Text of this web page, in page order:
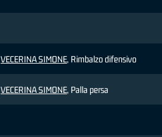
VECERINA SIMONE, Rimbalzo difensivo
VECERINA SIMONE, Palla persa